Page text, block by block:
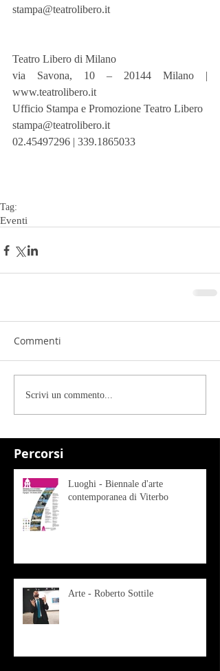
Percorsi
stampa@teatrolibero.it
Teatro Libero di Milano
via Savona, 10 – 20144 Milano |
www.teatrolibero.it
Ufficio Stampa e Promozione Teatro Libero
stampa@teatrolibero.it
02.45497296 | 339.1865033
Tag:
Eventi
Commenti
Scrivi un commento...
Luoghi - Biennale d'arte
contemporanea di Viterbo
Arte - Roberto Sottile